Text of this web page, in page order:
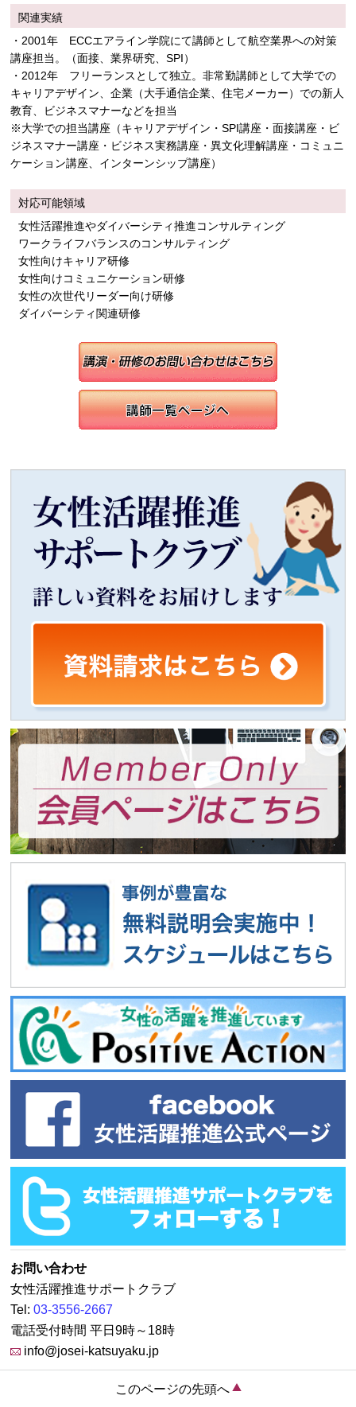
関連実績
・2001年 ECCエアライン学院にて講師として航空業界への対策
講座担当。（面接、業界研究、SPI）
・2012年 フリーランスとして独立。非常勤講師として大学での
キャリアデザイン、企業（大手通信企業、住宅メーカー）での新人
教育、ビジネスマナーなどを担当
※大学での担当講座（キャリアデザイン・SPI講座・面接講座・ビ
ジネスマナー講座・ビジネス実務講座・異文化理解講座・コミュニ
ケーション講座、インターンシップ講座）
対応可能領域
女性活躍推進やダイバーシティ推進コンサルティング
ワークライフバランスのコンサルティング
女性向けキャリア研修
女性向けコミュニケーション研修
女性の次世代リーダー向け研修
ダイバーシティ関連研修
お問い合わせ
女性活躍推進サポートクラブ
Tel:03-3556-2667
電話受付時間 平日9時～18時
info@josei-katsuyaku.jp
このページの先頭へ